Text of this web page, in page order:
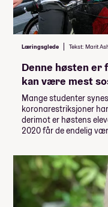
Læringsglede Tekst: Marit
Denne høsten er
kan være mest
Mange studenter
koronarestriksjoner
derimot er høstens
2020 får de endelig